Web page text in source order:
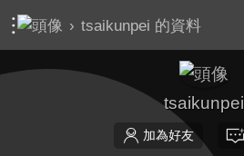
› tsaikunpei 的資料
tsaikunpei
加為好友